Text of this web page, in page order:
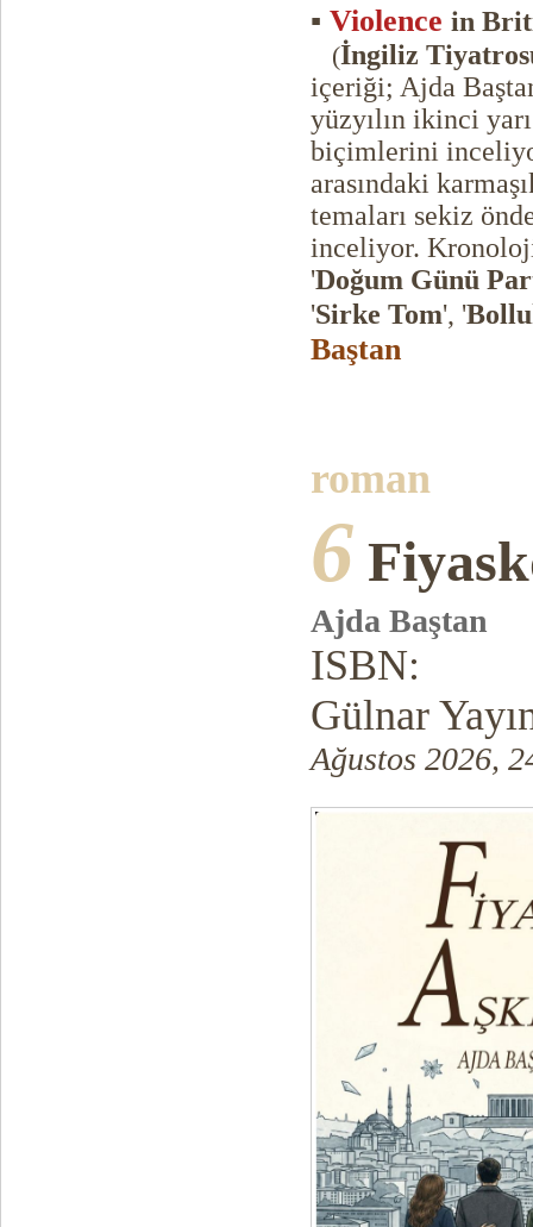
▪ Violence in
(İngiliz
içeriği; Ajda
yüzyılın ikinci
biçimlerini
arasındaki
temaları sekiz
inceliyor.
'Doğum Günü
'Sirke Tom', '
Baştan
roman
6
Ajda Baştan
ISBN:
Gülnar
Ağustos 2026,